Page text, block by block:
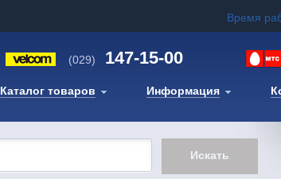
Время
(029) 147-15-00
Каталог товаров Информация